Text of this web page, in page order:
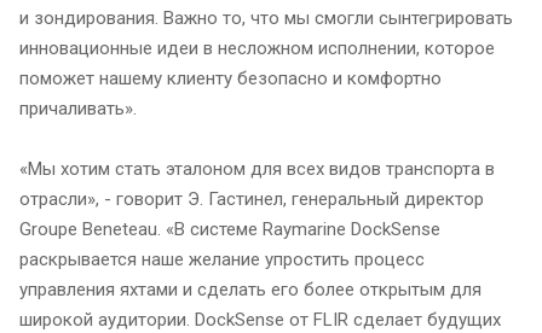
и зондирования. Важно то, что мы смогли сынтегрировать
инновационные идеи в несложном исполнении, которое
поможет нашему клиенту безопасно и комфортно
причаливать».
«Мы хотим стать эталоном для всех видов транспорта в
отрасли», - говорит Э. Гастинел, генеральный директор
Groupe Beneteau. «В системе Raymarine DockSense
раскрывается наше желание упростить процесс
управления яхтами и сделать его более открытым для
широкой аудитории. DockSense от FLIR сделает будущих